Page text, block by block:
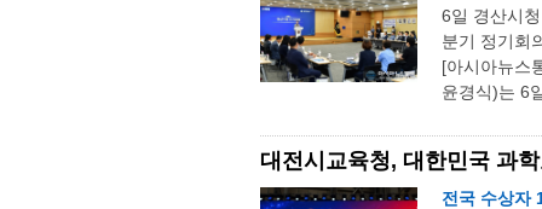
6일 경산시
분기 정기회
[아시아뉴스
윤경식)는 6
대전시교육청, 대한민국 과
전국 수상자